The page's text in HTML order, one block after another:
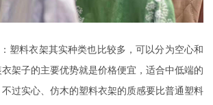
塑料衣架其实种类也比较多，可以分为空心和
架子的主要优势就是价格便宜，适合中低端的
过实心、仿木的塑料衣架的质感要比普通塑料